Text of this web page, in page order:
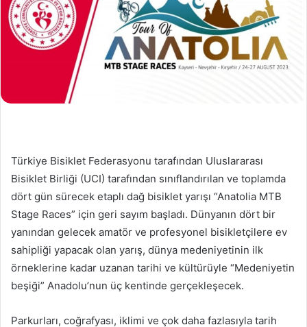
Türkiye Bisiklet Federasyonu tarafından Uluslararası
Bisiklet Birliği (UCI) tarafından sınıflandırılan ve toplamda
dört gün sürecek etaplı dağ bisiklet yarışı “Anatolia MTB
Stage Races” için geri sayım başladı. Dünyanın dört bir
yanından gelecek amatör ve profesyonel bisikletçilere ev
sahipliği yapacak olan yarış, dünya medeniyetinin ilk
örneklerine kadar uzanan tarihi ve kültürüyle “Medeniyetin
beşiği” Anadolu’nun üç kentinde gerçekleşecek.
Parkurları, coğrafyası, iklimi ve çok daha fazlasıyla tarih